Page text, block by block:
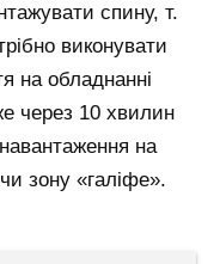
спину, т.
виконувати
на обладнанні
через 10 хвилин
на
зону «галіфе».